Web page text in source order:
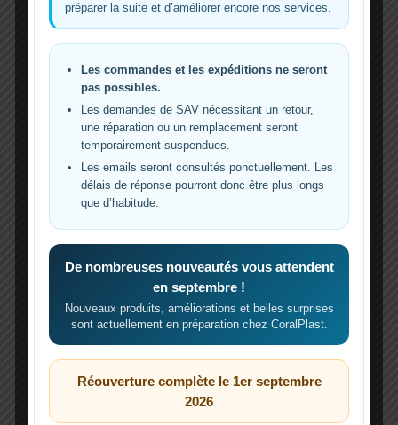
Eclairage LED 600W DIY pour
aquarium récifal
L’éclairage d’un aquarium sublime la beauté
des coraux et des poissons mais plus encore, il
est indispensable à la santé des organismes
photosynthétiques. Les rampes LED se
distinguent sous de nombreux aspects,
notamment leur capacité à fournir un spectre
lumineux précis, adapté aux besoins de
chaque espèce. Le commerce propose de
nombreuses solutions, qui nécessitent […]
L’articleEclairage LED 600W DIY pour
aquarium récifalest apparu en premier sur
Reeflexions.
LED
600W
préparer la suite et d’améliorer encore nos services.
Les commandes et les expéditions ne seront
pas possibles.
Les demandes de SAV nécessitant un retour,
une réparation ou un remplacement seront
temporairement suspendues.
Les emails seront consultés ponctuellement. Les
délais de réponse pourront donc être plus longs
que d’habitude.
De nombreuses nouveautés vous attendent
en septembre !
Nouveaux produits, améliorations et belles surprises
sont actuellement en préparation chez CoralPlast.
Réouverture complète le 1er septembre
2026